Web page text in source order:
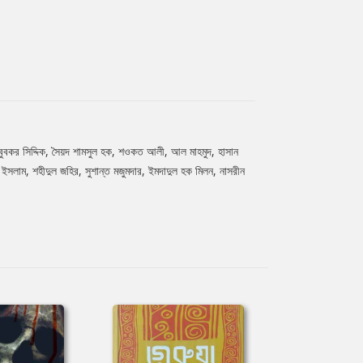
সিদ্দিক, সৈয়দ শামসুল হক, শওকত আলী, আল মাহমুদ, হাসান
শহীদুল জহির, সুশান্ত মজুমদার, ইমদাদুল হক মিলন, নাসরীন